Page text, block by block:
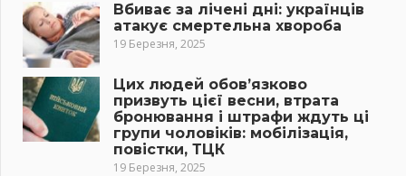
Вбиває за лічені дні: українців
атакує смертельна хвороба
19 Березня, 2025
Цих людей обов’язково
призвуть цієї весни, втрата
бронювання і штрафи ждуть ці
групи чоловіків: мобілізація,
повістки, ТЦК
19 Березня, 2025